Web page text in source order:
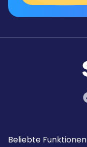
Beliebte Funktionen